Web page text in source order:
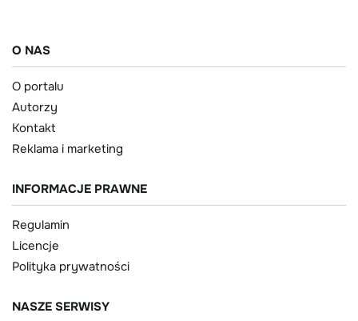
O NAS
O portalu
Autorzy
Kontakt
Reklama i marketing
INFORMACJE PRAWNE
Regulamin
Licencje
Polityka prywatności
NASZE SERWISY